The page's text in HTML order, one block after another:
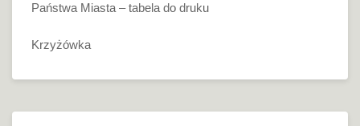
Państwa Miasta – tabela do druku
Krzyżówka